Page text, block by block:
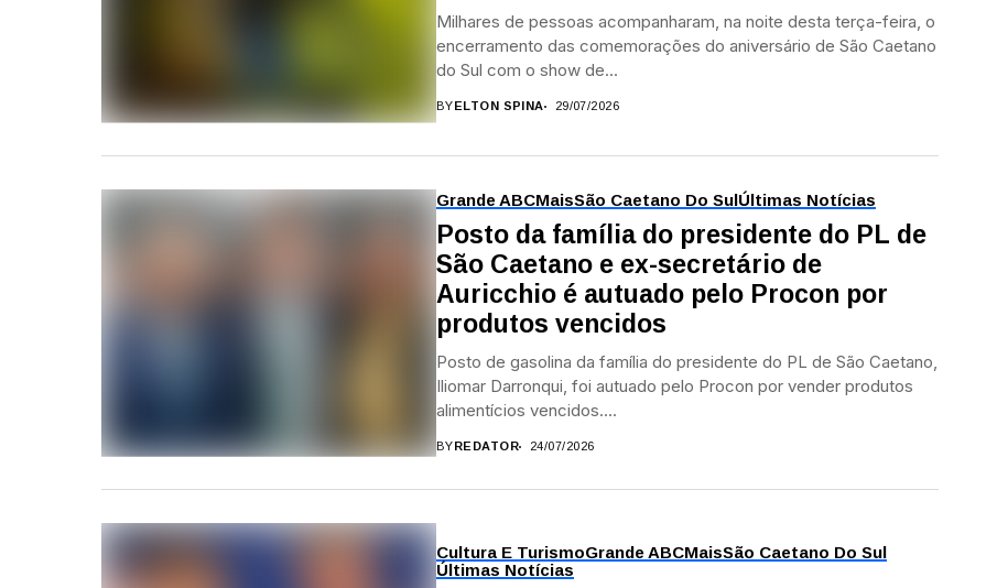
Milhares de pessoas acompanharam, na noite desta terça-feira, o
encerramento das comemorações do aniversário de São Caetano
do Sul com o show de...
BY ELTON SPINA 29/07/2026
Grande ABCMaisSão Caetano Do SulÚltimas Notícias
Posto da família do presidente do PL de
São Caetano e ex-secretário de
Auricchio é autuado pelo Procon por
produtos vencidos
Posto de gasolina da família do presidente do PL de São Caetano,
Iliomar Darronqui, foi autuado pelo Procon por vender produtos
alimentícios vencidos....
BYREDATOR 24/07/2026
Cultura E TurismoGrande ABCMaisSão Caetano Do Sul
Últimas Notícias